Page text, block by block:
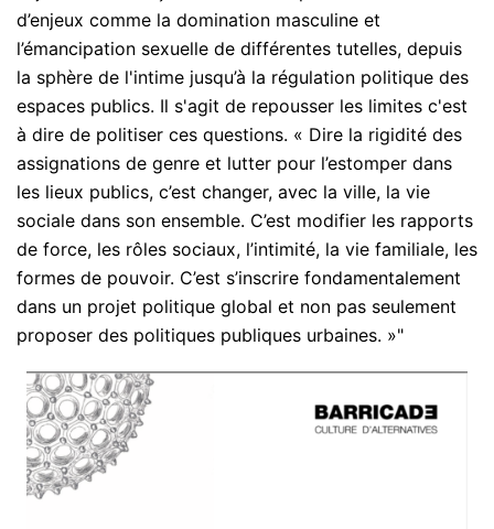
d’enjeux comme la domination masculine et
l’émancipation sexuelle de différentes tutelles, depuis
la sphère de l'intime jusqu’à la régulation politique des
espaces publics. Il s'agit de repousser les limites c'est
à dire de politiser ces questions. « Dire la rigidité des
assignations de genre et lutter pour l’estomper dans
les lieux publics, c’est changer, avec la ville, la vie
sociale dans son ensemble. C’est modifier les rapports
de force, les rôles sociaux, l’intimité, la vie familiale, les
formes de pouvoir. C’est s’inscrire fondamentalement
dans un projet politique global et non pas seulement
proposer des politiques publiques urbaines. »"